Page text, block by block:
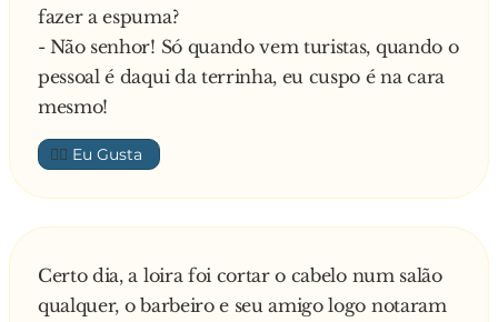
Imediatamente, o menino o seguiu.
Na manha seguinte, o barbeiro chega ansioso
para o menino e pergunta:
— E então? Para qual concorrente ele está
trabalhando?
— Não deu para descobrir não! Ele entrou na
casa 23 da Rua das Amoras e não saiu mais...
Esperei umas 2 horas e cansado, fui embora.
fazer a espuma?
- Não senhor! Só quando vem turistas, quando o
pessoal é daqui da terrinha, eu cuspo é na cara
mesmo!
👍🏼
Certo dia, a loira foi cortar o cabelo num salão
qualquer, o barbeiro e seu amigo logo notaram